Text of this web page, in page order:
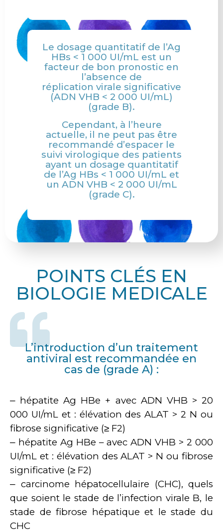
Le dosage quantitatif de l’Ag
HBs < 1 000 UI/mL est un
facteur de bon pronostic en
l’absence de
réplication virale significative
(ADN VHB < 2 000 UI/mL)
(grade B).
Cependant, à l’heure
actuelle, il ne peut pas être
recommandé d’espacer le
suivi virologique des patients
ayant un dosage quantitatif
de l’Ag HBs < 1 000 UI/mL et
un ADN VHB < 2 000 UI/mL
(grade C).
POINTS CLÉS EN
BIOLOGIE MEDICALE
L’introduction d’un traitement
antiviral est recommandée en
cas de (grade A) :
‒ hépatite Ag HBe + avec ADN VHB > 20
000 UI/mL et : élévation des ALAT > 2 N ou
fibrose significative (≥ F2)
‒ hépatite Ag HBe – avec ADN VHB > 2 000
UI/mL et : élévation des ALAT > N ou fibrose
significative (≥ F2)
‒ carcinome hépatocellulaire (CHC), quels
que soient le stade de l’infection virale B, le
stade de fibrose hépatique et le stade du
CHC